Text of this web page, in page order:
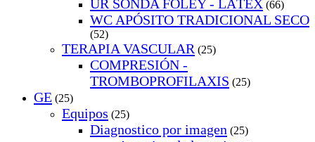
UR SONDA FOLEY - LÁTEX (66)
WC APÓSITO TRADICIONAL SECO
(52)
TERAPIA VASCULAR (25)
COMPRESIÓN -
TROMBOPROFILAXIS (25)
GE (25)
Equipos (25)
Diagnostico por imagen (25)